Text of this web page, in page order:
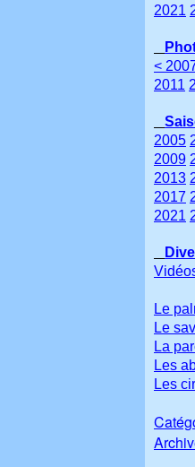
2021
<
2011
2005
2009
2013
2017
2021
Le
Le
La
Les
Les